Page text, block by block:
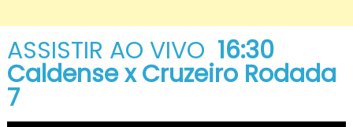
ASSISTIR AO VIVO 16:30
Caldense x Cruzeiro Rodada
7